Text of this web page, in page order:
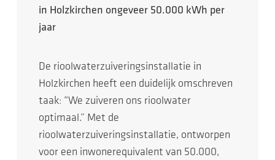
in Holzkirchen ongeveer 50.000 kWh per
jaar
De rioolwaterzuiveringsinstallatie in
Holzkirchen heeft een duidelijk omschreven
taak: “We zuiveren ons rioolwater
optimaal.” Met de
rioolwaterzuiveringsinstallatie, ontworpen
voor een inwonerequivalent van 50.000,